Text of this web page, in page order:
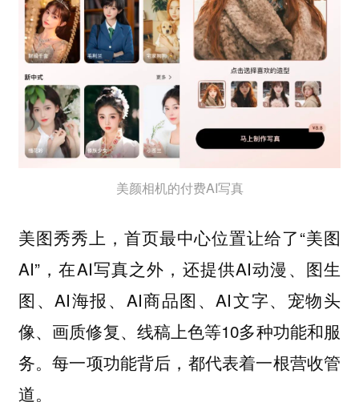
美颜相机的付费AI写真
美图秀秀上，首页最中心位置让给了“美图
AI”，在AI写真之外，还提供AI动漫、图生
图、AI海报、AI商品图、AI文字、宠物头
像、画质修复、线稿上色等10多种功能和服
务。每一项功能背后，都代表着一根营收管
道。